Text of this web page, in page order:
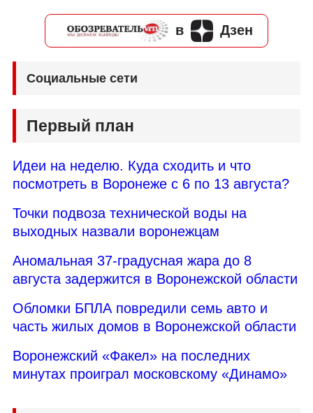
в Дзен
Социальные сети
Первый план
Идеи на неделю. Куда сходить и что
посмотреть в Воронеже с 6 по 13 августа?
Точки подвоза технической воды на
выходных назвали воронежцам
Аномальная 37-градусная жара до 8
августа задержится в Воронежской области
Обломки БПЛА повредили семь авто и
часть жилых домов в Воронежской области
Воронежский «Факел» на последних
минутах проиграл московскому «Динамо»